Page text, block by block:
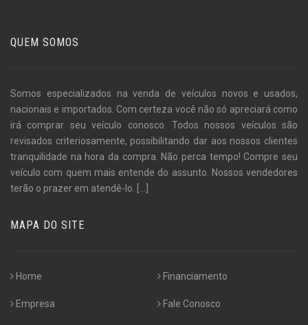
QUEM SOMOS
Somos especializados na venda de veículos novos e usados,
nacionais e importados. Com certeza você não só apreciará como
irá comprar seu veículo conosco. Todos nossos veículos são
revisados criteriosamente, possibilitando dar aos nossos clientes
tranquilidade na hora da compra. Não perca tempo! Compre seu
veículo com quem mais entende do assunto. Nossos vendedores
terão o prazer em atendê-lo.
MAPA DO SITE
Home
Empresa
Financiamento
Fale Conosco